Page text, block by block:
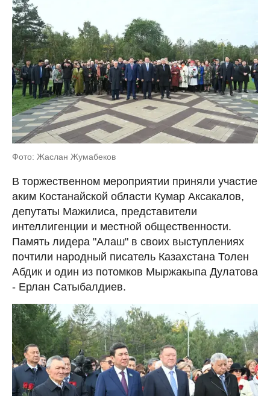
Фото: Жаслан Жумабеков
В торжественном мероприятии приняли участие
аким Костанайской области Кумар Аксакалов,
депутаты Мажилиса, представители
интеллигенции и местной общественности.
Память лидера "Алаш" в своих выступлениях
почтили народный писатель Казахстана Толен
Абдик и один из потомков Мыржакыпа Дулатова
- Ерлан Сатыбалдиев.